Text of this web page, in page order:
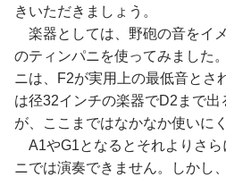
きいただきましょう。
楽器としては、野砲の音をイ
のティンパニを使ってみました
ニは、F2が実用上の最低音とさ
は径32インチの楽器でD2まで
が、ここまではなかなか使いに
A1やG1となるとそれよりさら
ニでは演奏できません。しかし